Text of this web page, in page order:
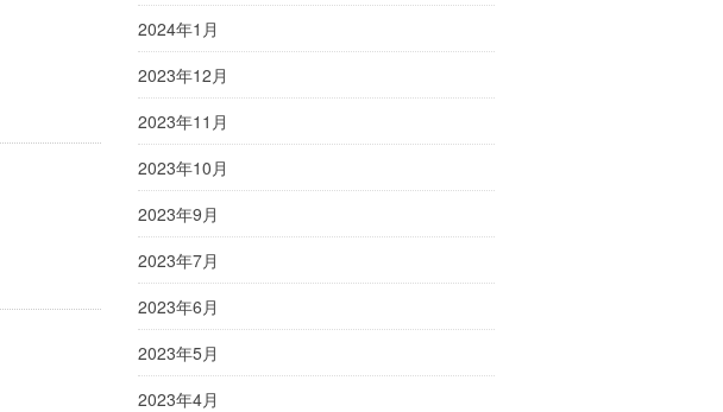
2024年1月
2023年12月
2023年11月
2023年10月
2023年9月
2023年7月
2023年6月
2023年5月
2023年4月